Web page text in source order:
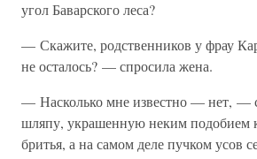
угол Баварского леса?
— Скажите, родственников у фрау
не осталось? — спросила жена.
— Насколько мне известно — нет, —
шляпу, украшенную неким подобием
бритья, а на самом деле пучком усов